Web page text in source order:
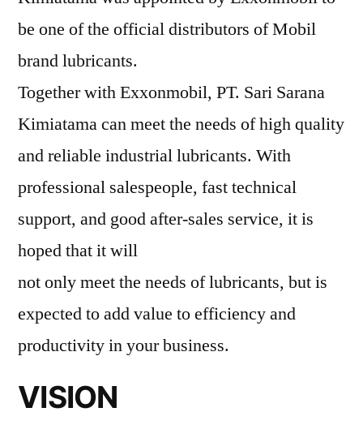
be one of the official distributors of Mobil
brand lubricants.
Together with Exxonmobil, PT. Sari Sarana
Kimiatama can meet the needs of high quality
and reliable industrial lubricants. With
professional salespeople, fast technical
support, and good after-sales service, it is
hoped that it will
not only meet the needs of lubricants, but is
expected to add value to efficiency and
productivity in your business.
VISION